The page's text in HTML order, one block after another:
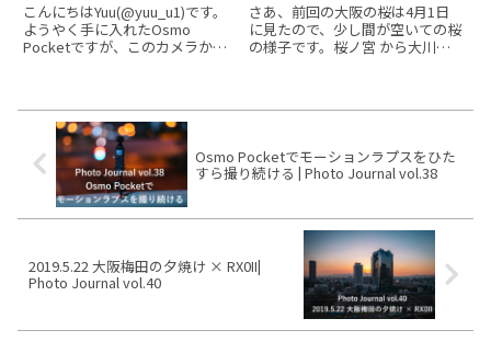
こんにちはYuu(@yuu_u1)です。
ようやく手に入れたOsmo
Pocketですが、このカメラから
きました。今回は静止画ですが、
のちのち、動画やタ
さあ、前回の大阪の桜は4月1日
に見たので、少し間が空いての桜
の様子です。桜ノ宮 から大川沿
どんどん咲いています大阪城公園
Osmo Pocketでモーションラプスをひた
すら撮り続ける | Photo Journal vol.38
2019.5.22 大阪梅田の夕焼け × RX0II|
Photo Journal vol.40